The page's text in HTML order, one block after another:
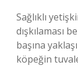
Sağlıklı
dışkılaması
başına
köpeğin